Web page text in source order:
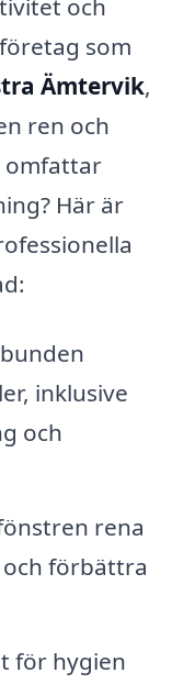
och
som
Ämtervik,
ren och
omfattar
Här är
inklusive
och
rena
förbättra
för hygien